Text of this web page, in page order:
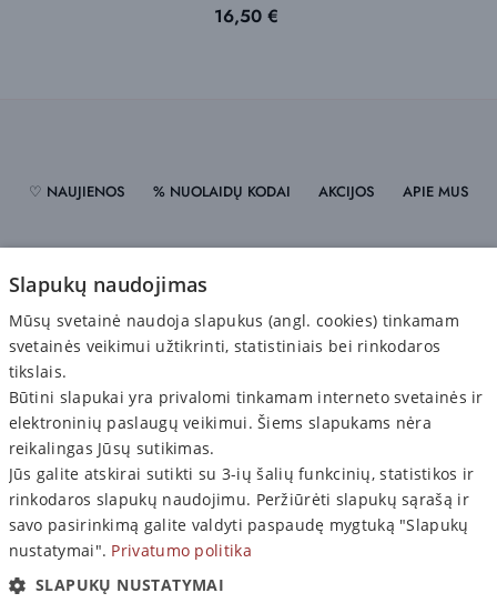
Kaina
16,50 €
♡ NAUJIENOS % NUOLAIDŲ KODAI AKCIJOS APIE MUS
PRIVATUMO POLITIKA
PIRKĖJAMS 
INFORMACIJA 
© 2021–2026 SHOPSG.LT • Visos teisės saugomos
Slapukų naudojimas
Mūsų svetainė naudoja slapukus (angl. cookies) tinkamam
svetainės veikimui užtikrinti, statistiniais bei rinkodaros
tikslais.
Būtini slapukai yra privalomi tinkamam interneto svetainės ir
elektroninių paslaugų veikimui. Šiems slapukams nėra
reikalingas Jūsų sutikimas.
Jūs galite atskirai sutikti su 3-ių šalių funkcinių, statistikos ir
rinkodaros slapukų naudojimu. Peržiūrėti slapukų sąrašą ir
savo pasirinkimą galite valdyti paspaudę mygtuką "Slapukų
nustatymai". Privatumo politika
SLAPUKŲ NUSTATYMAI